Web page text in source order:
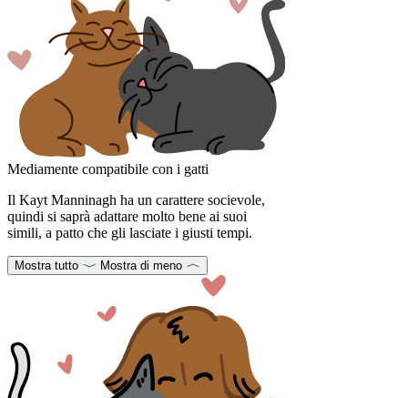
Mediamente compatibile con i gatti
Il Kayt Manninagh ha un carattere socievole,
quindi si saprà adattare molto bene ai suoi
simili, a patto che gli lasciate i giusti tempi.
Mostra tutto Mostra di meno